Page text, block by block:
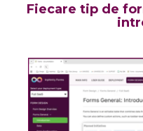
Fiecare tip de